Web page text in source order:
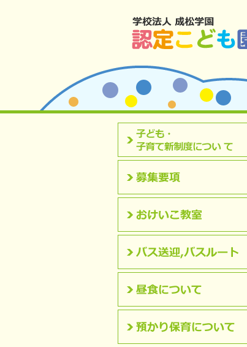
認定こども園について
募集要項
おけいこ教室
バス送迎,バスルート
昼食について